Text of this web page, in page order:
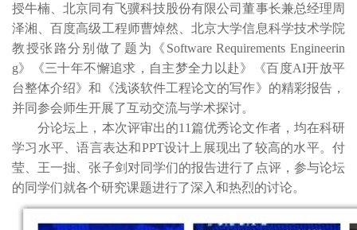
授牛楠、北京同有飞骥科技股份有限公司董事长兼总经理周
泽湘、百度高级工程师曹焯然、北京大学信息科学技术学院
教授张路分别做了题为《Software Requirements Engineerin
g》《三十年不懈追求，自主梦全力以赴》《百度AI开放平
台整体介绍》和《浅谈软件工程论文的写作》的精彩报告，
并同参会师生开展了互动交流与学术探讨。
分论坛上，本次评审出的11篇优秀论文作者，均在科研
学习水平、语言表达和PPT设计上展现出了较高的水平。付
莹、王一拙、张子剑对同学们的报告进行了点评，参与论坛
的同学们就各个研究课题进行了深入和热烈的讨论。